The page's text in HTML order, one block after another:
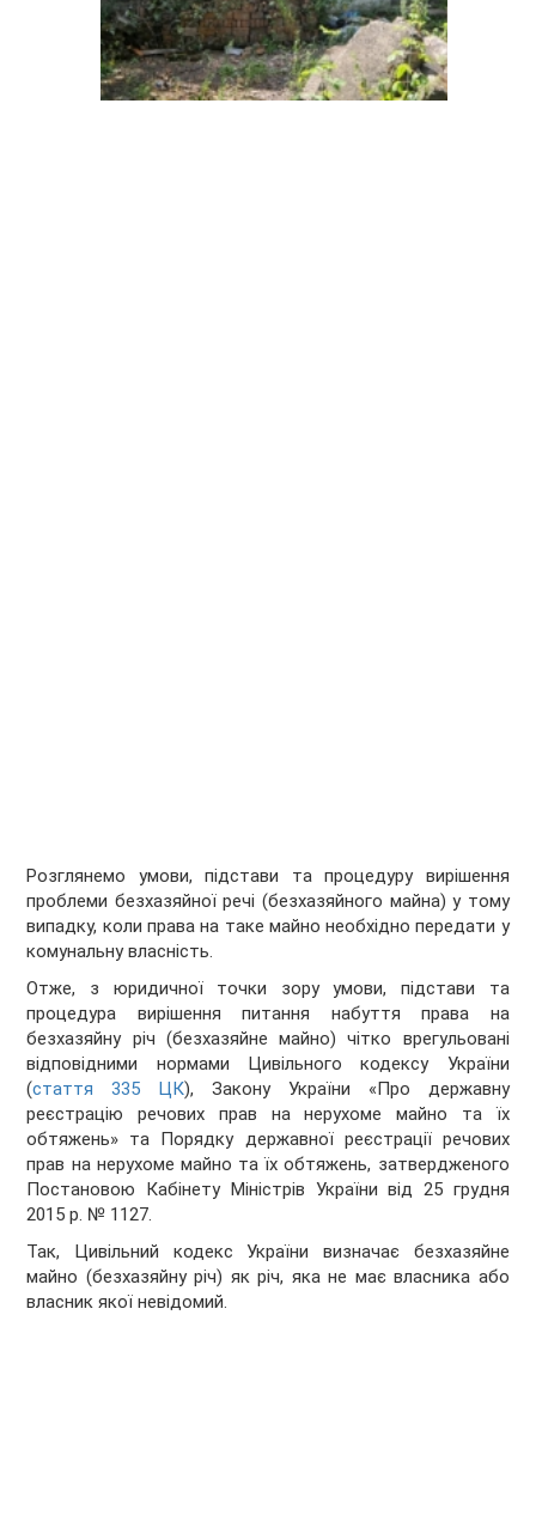
Розглянемо умови, підстави та процедуру вирішення
проблеми безхазяйної речі (безхазяйного майна) у тому
випадку, коли права на таке майно необхідно передати у
комунальну власність.
Отже, з юридичної точки зору умови, підстави та
процедура вирішення питання набуття права на
безхазяйну річ (безхазяйне майно) чітко врегульовані
відповідними нормами Цивільного кодексу України
(стаття 335 ЦК), Закону України «Про державну
реєстрацію речових прав на нерухоме майно та їх
обтяжень» та Порядку державної реєстрації речових
прав на нерухоме майно та їх обтяжень, затвердженого
Постановою Кабінету Міністрів України від 25 грудня
2015 р. № 1127.
Так, Цивільний кодекс України визначає безхазяйне
майно (безхазяйну річ) як річ, яка не має власника або
власник якої невідомий.